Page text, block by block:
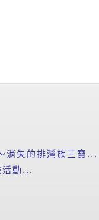
消失的排灣族三寶...
活動...